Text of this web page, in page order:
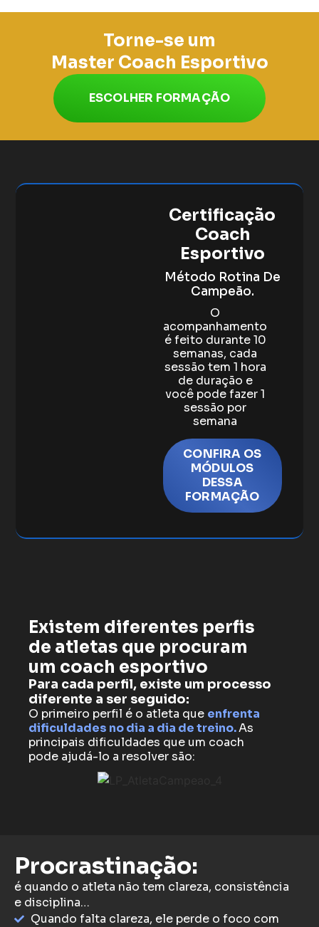
Torne-se um
Master Coach Esportivo
ESCOLHER FORMAÇÃO
Certificação
Coach
Esportivo
Método Rotina De
Campeão.
O
acompanhamento
é feito durante 10
semanas, cada
sessão tem 1 hora
de duração e
você pode fazer 1
sessão por
semana
CONFIRA OS
MÓDULOS
DESSA
FORMAÇÃO
Existem diferentes perfis
de atletas que procuram
um coach esportivo
Para cada perfil, existe um processo
diferente a ser seguido:
O primeiro perfil é o atleta que enfrenta
dificuldades no dia a dia de treino.As
principais dificuldades que um coach
pode ajudá-lo a resolver são:
Procrastinação:
é quando o atleta não tem clareza, consistência
e disciplina…
Quando falta clareza, ele perde o foco com